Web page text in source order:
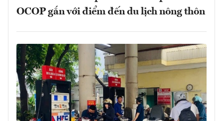
OCOP gắn với điểm đến du lịch nông thôn